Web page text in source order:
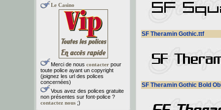
Le Casino
Merci de nous contacterpour
toute police ayant un copyright
(joignez les url des polices
concernées)
Vous avez des polices gratuite
non présentes sur font-police ?
contactez nous;)
SF Theramin Gothic.ttf
SF Theramin Gothic Bold